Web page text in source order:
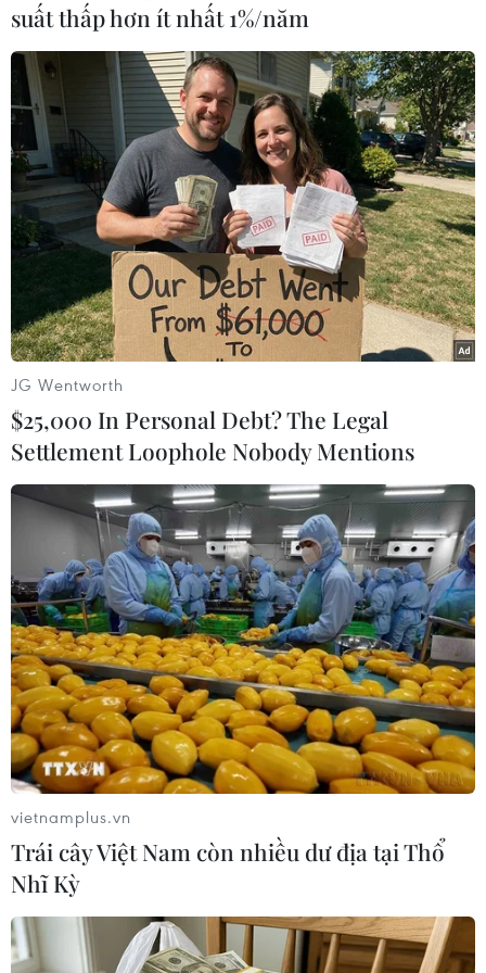
diện cho Tạp chí Vận tải ôtô - Văn phòng phóng
viên thường trú tại Phú Yên nhưng không có
Thẻ nhà báo, Giấy giới thiệu và Hợp đồng lao
động với Tạp chí này.
Hành vi này của ông Phan Bá Hoài đã vi phạm
Nghị định số 159/2013/NĐ-CP ngày 12/11/2013
của Chính phủ quy định xử phạt vi phạm hành
chính trong hoạt động báo chí, xuất bản./.
(TTXVN/Vietnam+)
#Phú Yên
#Tự xưng là phóng viên
#Xử phạt vi phạm hành chính
#Cơ quan thường trú
#Thẻ nhà báo
Theo dõi VietnamPlus
suất thấp hơn ít nhất 1%/năm
JG Wentworth
$25,000 In Personal Debt? The Legal
Settlement Loophole Nobody Mentions
vietnamplus.vn
Trái cây Việt Nam còn nhiều dư địa tại Thổ
Nhĩ Kỳ